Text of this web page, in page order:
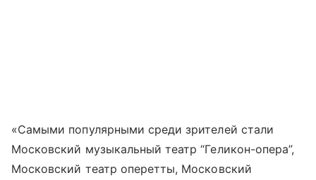
«Самыми популярными среди зрителей стали
Московский музыкальный театр “Геликон-опера”,
Московский театр оперетты, Московский